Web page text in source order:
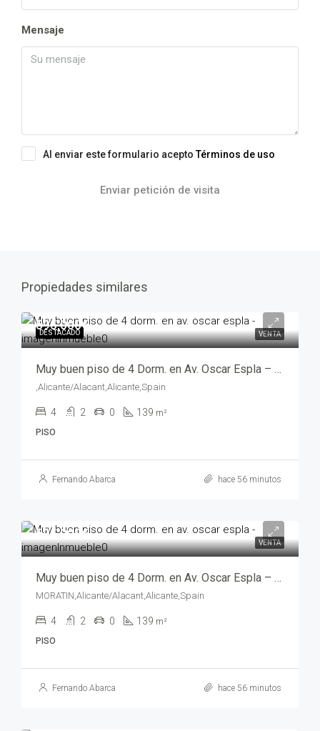
Mensaje
Al enviar este formulario aceptoTérminos de uso
Enviar petición de visita
Propiedades similares
DESTACADO VENTA
595,000€
Muy buen piso de 4 Dorm. en Av. Oscar Espla – trm24025
,Alicante/Alacant,Alicante,Spain
4 2 0 139 m²
PISO
Fernando Abarca hace 56 minutos
VENTA
595,000€
Muy buen piso de 4 Dorm. en Av. Oscar Espla – trm24025-725
MORATIN,Alicante/Alacant,Alicante,Spain
4 2 0 139 m²
PISO
Fernando Abarca hace 56 minutos